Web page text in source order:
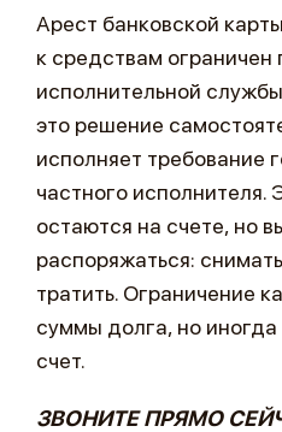
Арест банковской
к средствам
исполнительной
это решение
исполняет требование
частного исполнителя.
остаются на счете, но
распоряжаться:
тратить. Ограничение
суммы долга, но иногда
счет.
ЗВОНИТЕ ПРЯМО